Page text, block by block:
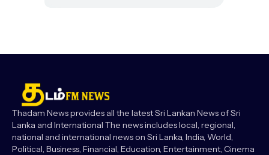
Thadam News provides all the latest Sri Lankan News of Sri
Lanka and International The news includes local, regional,
national and international news on Sri Lanka, India, World,
Political, Business, Financial, Education, Entertainment, Cinema